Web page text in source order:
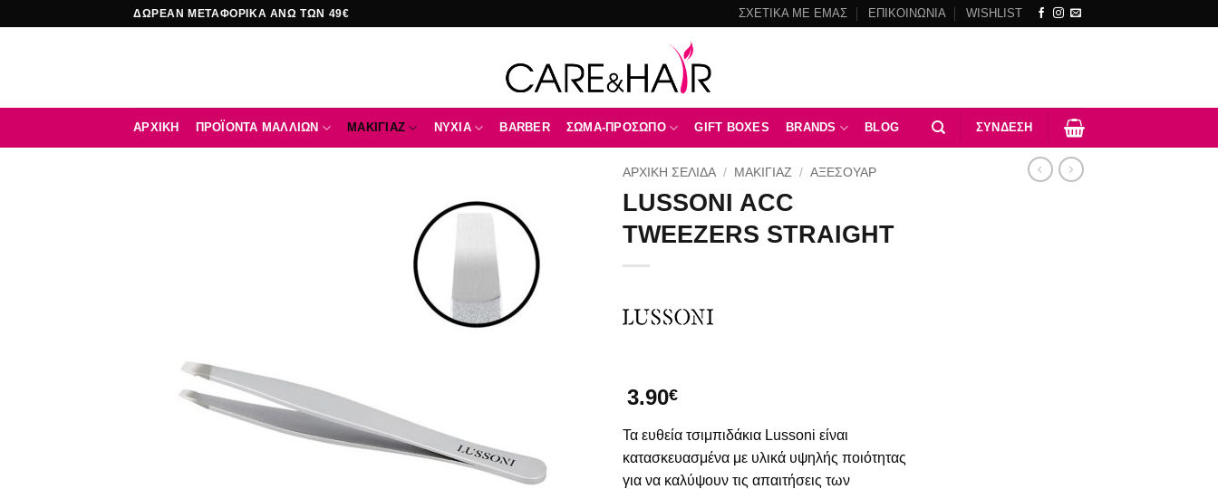
ΔΩΡΕΑΝ ΜΕΤΑΦΟΡΙΚΑ ΑΝΩ ΤΩΝ 49€ ΣΧΕΤΙΚΑ ΜΕ ΕΜΑΣ ΕΠΙΚΟΙΝΩΝΙΑ WISHLIST
ΑΡΧΙΚΉ ΠΡΟΪΟΝΤΑ ΜΑΛΛΙΩΝ ΜΑΚΙΓΙΑΖ NYXIA BARBER ΣΩΜΑ-ΠΡΟΣΩΠΟ GIFT BOXES BRANDS BLOG ΣΎΝΔΕΣΗ
ΑΡΧΙΚΉ ΣΕΛΊΔΑ / ΜΑΚΙΓΙΑΖ / ΑΞΕΣΟΥΑΡ
LUSSONI ACC
TWEEZERS STRAIGHT
3.90€
Τα ευθεία τσιμπιδάκια Lussoni είναι
κατασκευασμένα με υλικά υψηλής ποιότητας
για να καλύψουν τις απαιτήσεις των